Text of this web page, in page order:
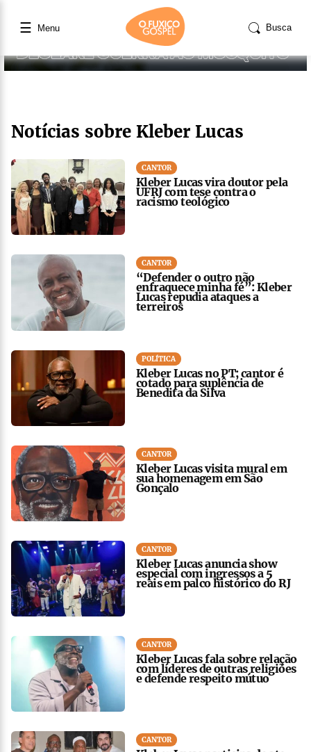
☰ Menu Busca
Notícias sobre Kleber Lucas
CANTOR
Kleber Lucas vira doutor pela
UFRJ com tese contra o
racismo teológico
CANTOR
“Defender o outro não
enfraquece minha fé”: Kleber
Lucas repudia ataques a
terreiros
POLÍTICA
Kleber Lucas no PT; cantor é
cotado para suplência de
Benedita da Silva
CANTOR
Kleber Lucas visita mural em
sua homenagem em São
Gonçalo
CANTOR
Kleber Lucas anuncia show
especial com ingressos a 5
reais em palco histórico do RJ
CANTOR
Kleber Lucas fala sobre relação
com líderes de outras religiões
e defende respeito mútuo
CANTOR